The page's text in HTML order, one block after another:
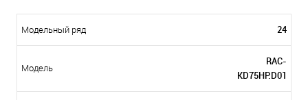
Модельный ряд 24
Модель
RAC-
KD75HP.D01